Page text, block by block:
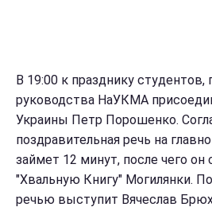
В 19:00 к празднику студентов,
руководства НаУКМА
Украины Петр Порошенко.
поздравительная речь на
займет 12 минут, после чего он
"Хвальную Книгу" Могилянки.
речью выступит Вячеслав